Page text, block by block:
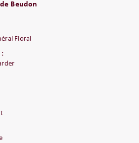
Beudon
Floral
: